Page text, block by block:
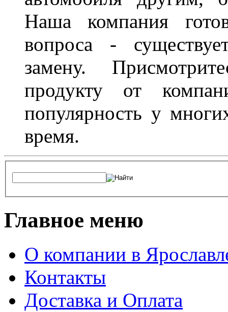
Наша компания
вопроса -
замену.
продукту от
популярность у
время.
Главное меню
О компании в
Контакты
Доставка и Оплата